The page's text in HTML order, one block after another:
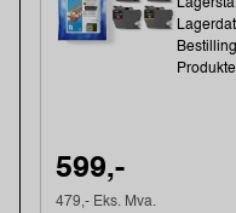
599,-
479,- Eks. Mva.